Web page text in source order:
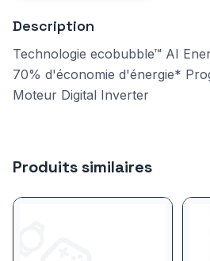
Description
Technologie ecobubble™ AI
70% d'économie d'énergie*
Moteur Digital Inverter
Produits similaires